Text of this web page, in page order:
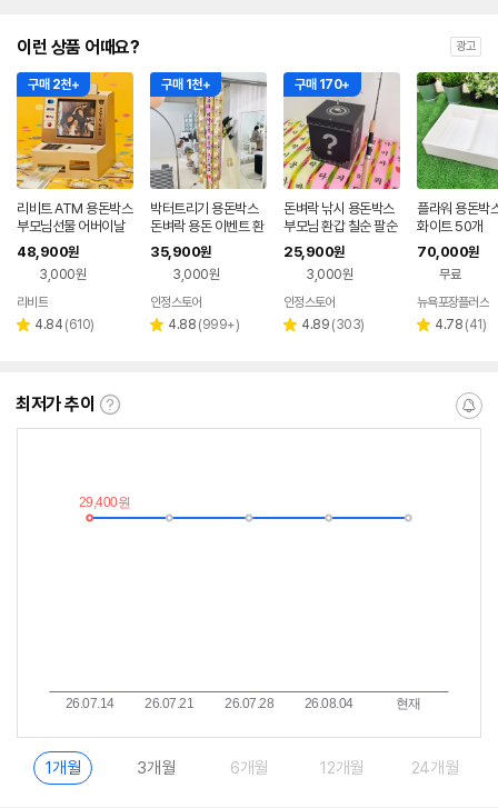
이런 상품 어때요? 광고
구매 2천+
리비트 ATM 용돈박스
부모님선물 어버이날
결혼기념일 용돈이벤
트 선물 환갑 칠순 팔순
48,900원
3,000원
리비트
별 4.84 리
(610)
구매 1천+
박터트리기 용돈박스
돈벼락 용돈 이벤트 환
갑 칠순 팔순 생신 잔치
부모님 선물 핑크리본
35,900원
3,000원
인정스토어
별 4.88 리
(999+)
구매 170+
돈벼락 낚시 용돈박스
부모님 환갑 칠순 팔순
생신 이벤트 현금 선물
잔치
25,900원
3,000원
인정스토어
별 4.89 리
(303)
플라워 용돈박
화이트 50개
70,000원
무료
뉴욕포장플러스
별 4.78 리
(41)
최저가 추이
최
이
란?
알
1개월 3개월 6개월 12개월 24개월